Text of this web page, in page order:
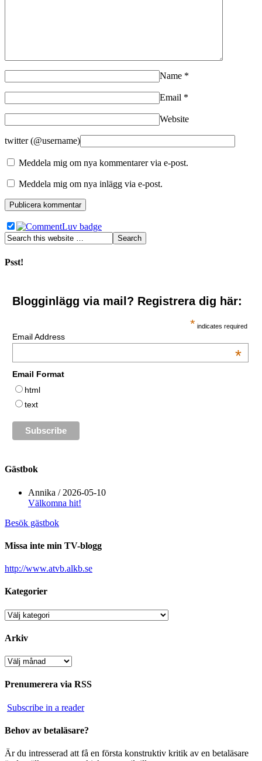
Name *
Email *
Website
twitter (@username)
Meddela mig om nya kommentarer via e-post.
Meddela mig om nya inlägg via e-post.
Psst!
Blogginlägg via mail? Registrera dig här:
* indicates required
Email Address
*
Email Format
html
text
Gästbok
Annika / 2026-05-10
Välkomna hit!
Besök gästbok
Missa inte min TV-blogg
http://www.atvb.alkb.se
Kategorier
Kategorier
Arkiv
Arkiv
Prenumerera via RSS
Subscribe in a reader
Behov av betaläsare?
Är du intresserad att få en första konstruktiv kritik av en betaläsare